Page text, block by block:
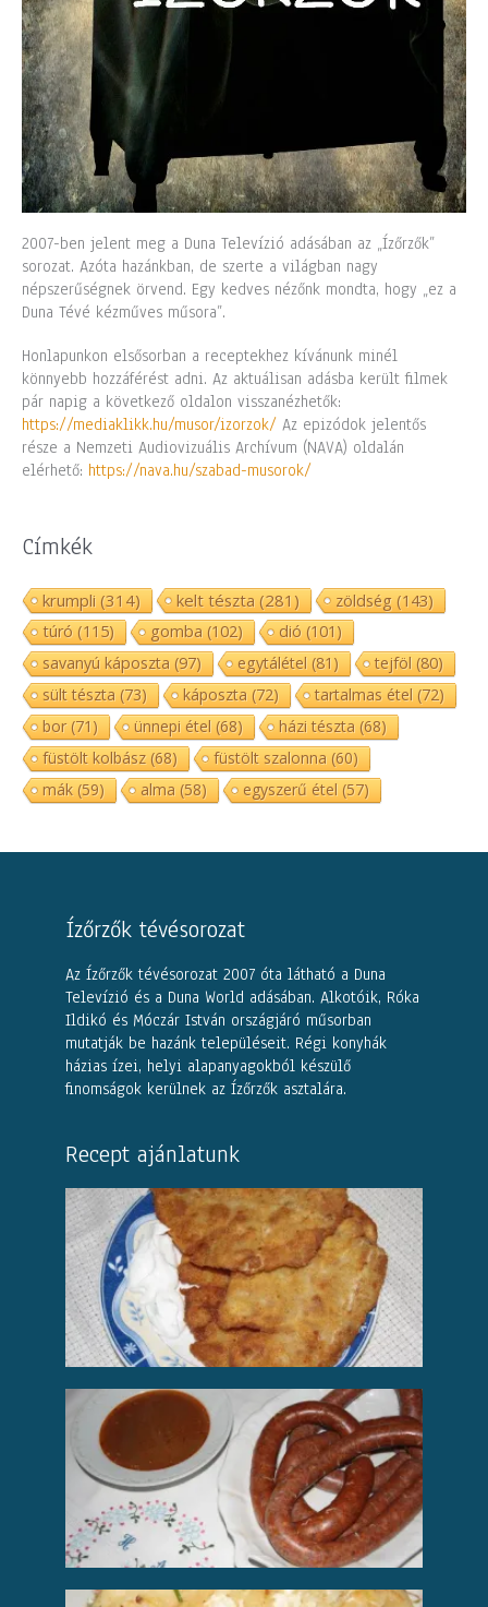
2007-ben jelent meg a Duna Televízió adásában az „Ízőrzők”
sorozat. Azóta hazánkban, de szerte a világban nagy
népszerűségnek örvend. Egy kedves nézőnk mondta, hogy „ez a
Duna Tévé kézműves műsora”.
Honlapunkon elsősorban a receptekhez kívánunk minél
könnyebb hozzáférést adni. Az aktuálisan adásba került filmek
pár napig a következő oldalon visszanézhetők:
https://mediaklikk.hu/musor/izorzok/ Az epizódok jelentős
része a Nemzeti Audiovizuális Archívum (NAVA) oldalán
elérhető: https://nava.hu/szabad-musorok/
Címkék
krumpli(314) kelt tészta(281) zöldség(143)
túró (115) gomba (102) dió (101)
savanyú káposzta (97) egytálétel (81) tejföl (80)
sült tészta (73) káposzta (72) tartalmas étel (72)
bor(71) ünnepi étel (68) házi tészta (68)
füstölt kolbász(68) füstölt szalonna (60)
mák(59) alma (58) egyszerű étel (57)
Ízőrzők tévésorozat
Az Ízőrzők tévésorozat 2007 óta látható a Duna
Televízió és a Duna World adásában. Alkotóik, Róka
Ildikó és Móczár István országjáró műsorban
mutatják be hazánk településeit. Régi konyhák
házias ízei, helyi alapanyagokból készülő
finomságok kerülnek az Ízőrzők asztalára.
Recept ajánlatunk